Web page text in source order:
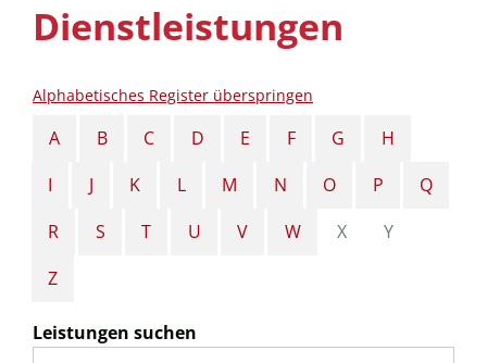
Dienstleistungen
Alphabetisches Register überspringen
A B C D E F G
H
I
J K L M N O P
Q
R
S T U V W X
Y
Z
Leistungen suchen